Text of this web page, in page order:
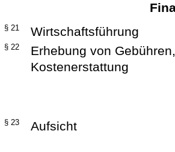
§ 21 Wirtschaftsführung
§ 22
Erhebung von
Kostenerstattung
§ 23 Aufsicht